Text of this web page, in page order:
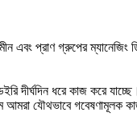
প্রাণ গ্রুপের ম্যানেজিং
দীর্ঘদিন ধরে কাজ করে
আমরা যৌথভাবে গবেষণামূলক